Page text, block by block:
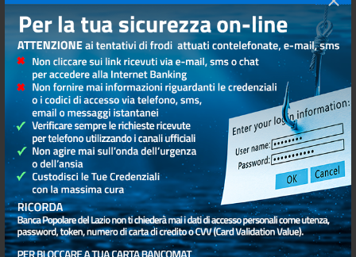
12 MAG 2026
Scarica allegato
Nomina Cariche Sociali Banca
Popolare del Lazio
30 APR 2026
Scarica allegato
Rendicontazione Liquidity Provider
Equita Sim – Periodo 28/02/2026 –
24/04/2026